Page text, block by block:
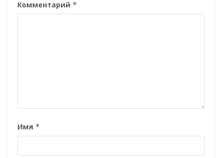
Комментарий *
Имя *